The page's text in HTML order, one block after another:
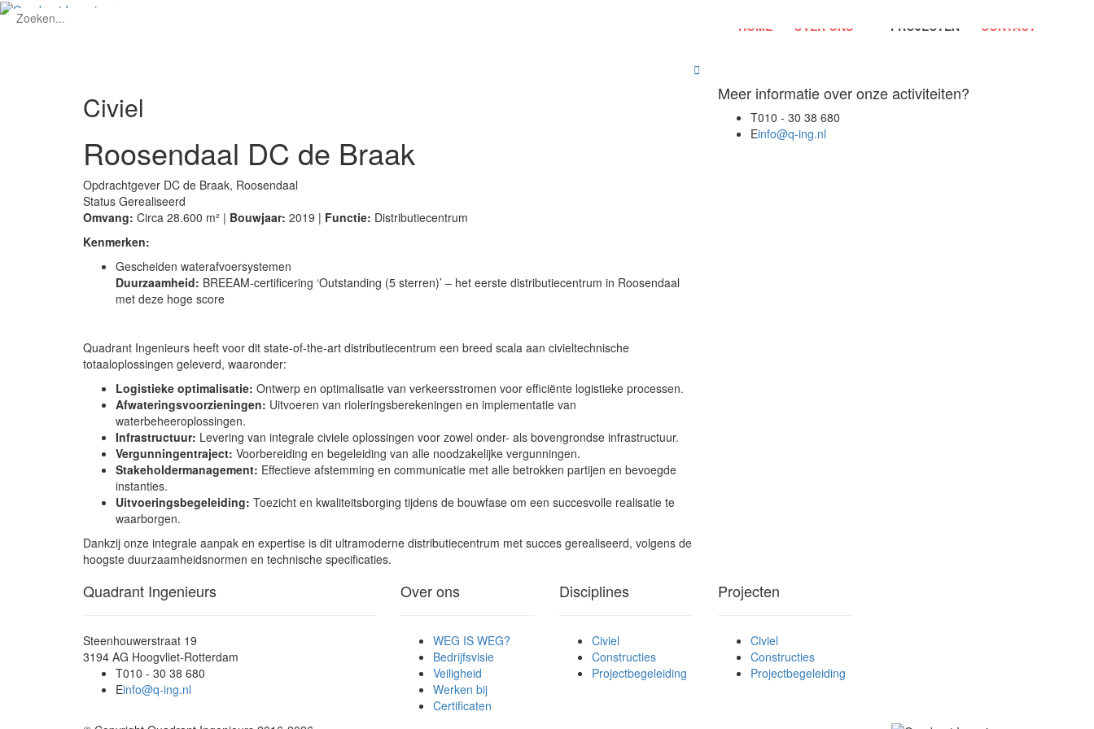
HOME OVER ONS PROJECTEN CONTACT

Civiel
Roosendaal DC de Braak
Opdrachtgever DC de Braak, Roosendaal
Status Gerealiseerd
Meer informatie over onze activiteiten?
T010 - 30 38 680
Einfo@q-ing.nl
Omvang: Circa 28.600 m² | Bouwjaar: 2019 | Functie: Distributiecentrum
Kenmerken:
Gescheiden waterafvoersystemen
Duurzaamheid: BREEAM-certificering ‘Outstanding (5 sterren)’ – het eerste distributiecentrum in Roosendaal
met deze hoge score
Quadrant Ingenieurs heeft voor dit state-of-the-art distributiecentrum een breed scala aan civieltechnische
totaaloplossingen geleverd, waaronder:
Logistieke optimalisatie: Ontwerp en optimalisatie van verkeersstromen voor efficiënte logistieke processen.
Afwateringsvoorzieningen: Uitvoeren van rioleringsberekeningen en implementatie van
waterbeheeroplossingen.
Infrastructuur: Levering van integrale civiele oplossingen voor zowel onder- als bovengrondse infrastructuur.
Vergunningentraject: Voorbereiding en begeleiding van alle noodzakelijke vergunningen.
Stakeholdermanagement: Effectieve afstemming en communicatie met alle betrokken partijen en bevoegde
instanties.
Uitvoeringsbegeleiding: Toezicht en kwaliteitsborging tijdens de bouwfase om een succesvolle realisatie te
waarborgen.
Dankzij onze integrale aanpak en expertise is dit ultramoderne distributiecentrum met succes gerealiseerd, volgens de
hoogste duurzaamheidsnormen en technische specificaties.
Quadrant Ingenieurs
Steenhouwerstraat 19
3194 AG Hoogvliet-Rotterdam
T010 - 30 38 680
Einfo@q-ing.nl
Over ons
WEG IS WEG?
Bedrijfsvisie
Veiligheid
Werken bij
Certificaten
Disciplines
Civiel
Constructies
Projectbegeleiding
Projecten
Civiel
Constructies
Projectbegeleiding